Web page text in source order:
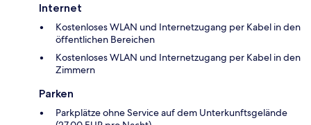
Internet
Kostenloses WLAN und Internetzugang per Kabel in den
öffentlichen Bereichen
Kostenloses WLAN und Internetzugang per Kabel in den
Zimmern
Parken
Parkplätze ohne Service auf dem Unterkunftsgelände